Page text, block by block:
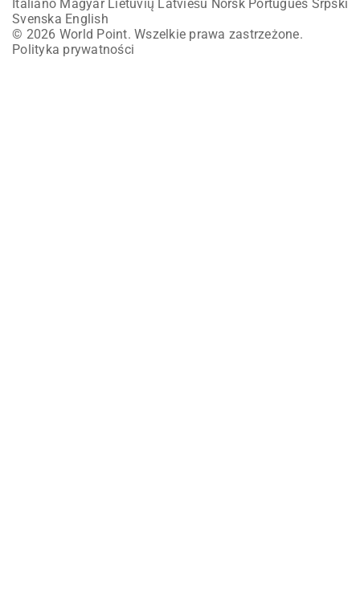
Italiano Magyar Lietuvių Latviešu Norsk Português Srpski
Svenska English
© 2026 World Point. Wszelkie prawa zastrzeżone.
Polityka prywatności